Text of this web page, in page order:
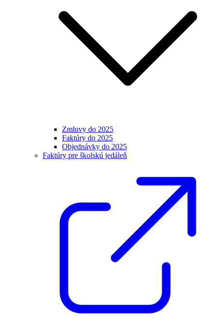
Zmluvy do 2025
Faktúry do 2025
Objednávky do 2025
Faktúry pre školskú jedáleň